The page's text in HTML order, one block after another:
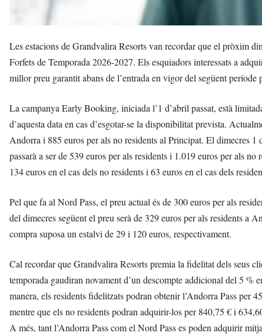
Les estacions de Grandvalira Resorts van recordar que el pròxim
Forfets de Temporada 2026-2027. Els esquiadors interessats a
millor preu garantit abans de l’entrada en vigor del següent període
La campanya Early Booking, iniciada l’1 d’abril passat, està
d’aquesta data en cas d’esgotar-se la disponibilitat prevista.
Andorra i 885 euros per als no residents al Principat. El dimecres
passarà a ser de 539 euros per als residents i 1.019 euros per als
134 euros en el cas dels no residents i 63 euros en el cas dels
Pel que fa al Nord Pass, el preu actual és de 300 euros per als
del dimecres següent el preu serà de 329 euros per als residents a
compra suposa un estalvi de 29 i 120 euros, respectivament.
Cal recordar que Grandvalira Resorts premia la fidelitat dels seus
temporada gaudiran novament d’un descompte addicional del 5 %
manera, els residents fidelitzats podran obtenir l’Andorra Pass
mentre que els no residents podran adquirir-los per 840,75 € i
A més, tant l’Andorra Pass com el Nord Pass es poden adquirir